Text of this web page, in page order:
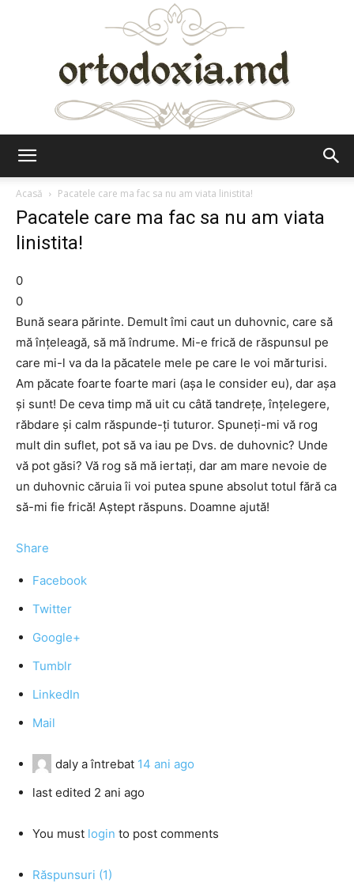
Acasă
Pacatele care ma fac sa nu am viata linistita!
Pacatele care ma fac sa nu am viata
linistita!
0
0
Bună seara părinte. Demult îmi caut un duhovnic, care să
mă înțeleagă, să mă îndrume. Mi-e frică de răspunsul pe
care mi-l va da la păcatele mele pe care le voi mărturisi.
Am păcate foarte foarte mari (așa le consider eu), dar așa
și sunt! De ceva timp mă uit cu câtă tandrețe, înțelegere,
răbdare și calm răspunde-ți tuturor. Spuneți-mi vă rog
mult din suflet, pot să va iau pe Dvs. de duhovnic? Unde
vă pot găsi? Vă rog să mă iertați, dar am mare nevoie de
un duhovnic căruia îi voi putea spune absolut totul fără ca
să-mi fie frică! Aștept răspuns. Doamne ajută!
Share
Facebook
Twitter
Google+
Tumblr
LinkedIn
Mail
daly a întrebat 14 ani ago
last edited 2 ani ago
You must login to post comments
Răspunsuri (1)